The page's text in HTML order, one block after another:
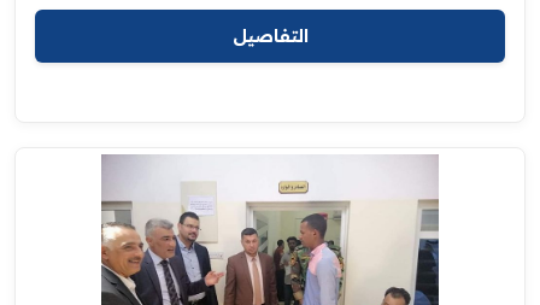
التفاصيل